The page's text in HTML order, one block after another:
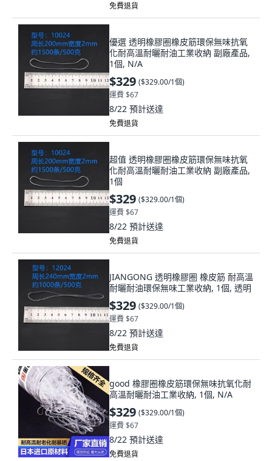
免費退貨
優選 透明橡膠圈橡皮筋環保無味抗氧
化耐高溫耐曬耐油工業收納 副廠產品,
1個, N/A
$329 ($329.00/1個)
運費 $67
8/22 預計送達
免費退貨
超值 透明橡膠圈橡皮筋環保無味抗氧
化耐高溫耐曬耐油工業收納 副廠產品,
1個
$329 ($329.00/1個)
運費 $67
8/22 預計送達
免費退貨
JIANGONG 透明橡膠圈 橡皮筋 耐高溫
耐曬耐油環保無味工業收納, 1個, 透明
$329 ($329.00/1個)
運費 $67
8/22 預計送達
免費退貨
good 橡膠圈橡皮筋環保無味抗氧化耐
高溫耐曬耐油工業收納, 1個, N/A
$329 ($329.00/1個)
運費 $67
8/22 預計送達
免費退貨